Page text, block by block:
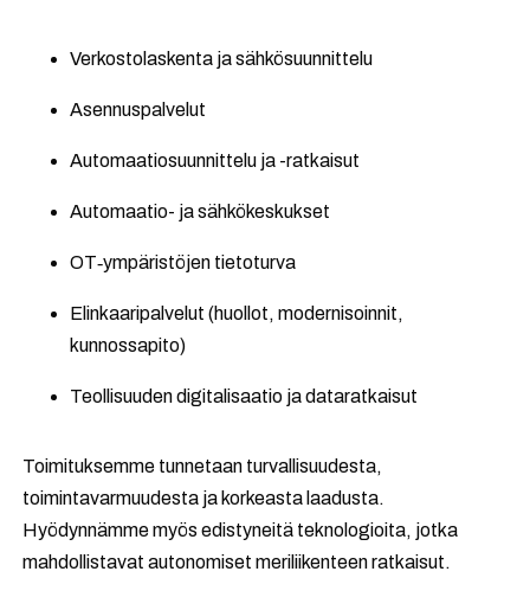
Verkostolaskenta ja sähkösuunnittelu
Asennuspalvelut
Automaatiosuunnittelu ja -ratkaisut
Automaatio- ja sähkökeskukset
OT‑ympäristöjen tietoturva
Elinkaaripalvelut (huollot, modernisoinnit,
kunnossapito)
Teollisuuden digitalisaatio ja dataratkaisut
Toimituksemme tunnetaan turvallisuudesta,
toimintavarmuudesta ja korkeasta laadusta.
Hyödynnämme myös edistyneitä teknologioita, jotka
mahdollistavat autonomiset meriliikenteen ratkaisut.